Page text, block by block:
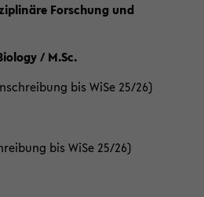
Forschung und
/ M.Sc.
bis WiSe 25/26)
bis WiSe 25/26)